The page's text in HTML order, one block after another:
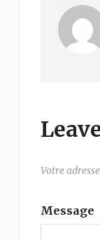
Votre
Message